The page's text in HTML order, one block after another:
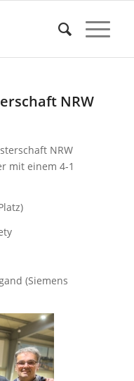
NRW
NRW
mit einem 4-1
(Siemens